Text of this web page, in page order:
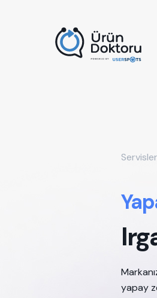
Servisler
yapay